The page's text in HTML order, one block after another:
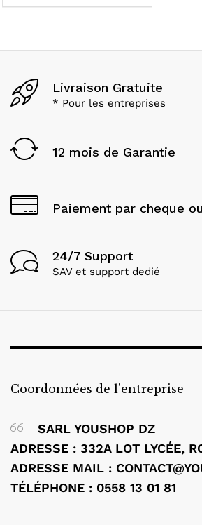
Livraison Gratuite
* Pour les entreprises
12 mois de Garantie
Paiement par cheque
24/7 Support
SAV et support dedié
Coordonnées de l'entreprise
SARL YOUSHOP DZ
ADRESSE : 332A LOT LYCÉE,
ADRESSE MAIL :
TÉLÉPHONE : 0558 13 01 81